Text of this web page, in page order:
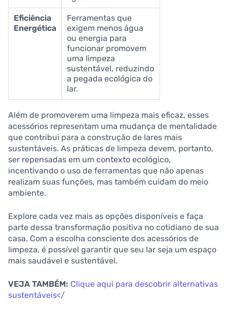
Eficiência
Energética
Ferramentas que
exigem menos água
ou energia para
funcionar promovem
uma limpeza
sustentável, reduzindo
a pegada ecológica do
lar.
Além de promoverem uma limpeza mais eficaz, esses
acessórios representam uma mudança de mentalidade
que contribui para a construção de lares mais
sustentáveis. As práticas de limpeza devem, portanto,
ser repensadas em um contexto ecológico,
incentivando o uso de ferramentas que não apenas
realizam suas funções, mas também cuidam do meio
ambiente.
Explore cada vez mais as opções disponíveis e faça
parte dessa transformação positiva no cotidiano de sua
casa. Com a escolha consciente dos acessórios de
limpeza, é possível garantir que seu lar seja um espaço
mais saudável e sustentável.
VEJA TAMBÉM: Clique aqui para descobrir alternativas
sustentáveis</